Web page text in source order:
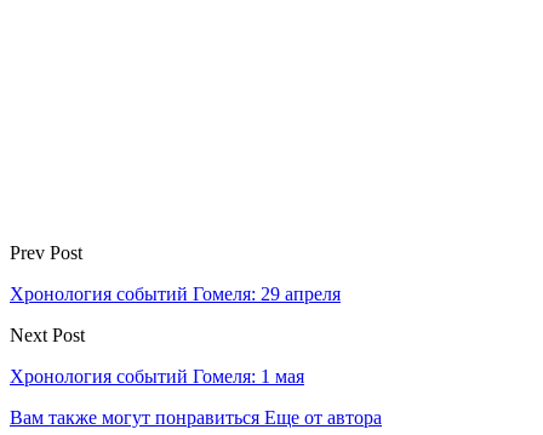
Prev Post
Хронология событий Гомеля: 29 апреля
Next Post
Хронология событий Гомеля: 1 мая
Вам также могут понравиться Еще от автора